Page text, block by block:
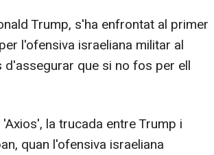
Trump, s'ha enfrontat al primer
l'ofensiva israeliana militar al
que si no fos per ell
la trucada entre Trump i
quan l'ofensiva israeliana